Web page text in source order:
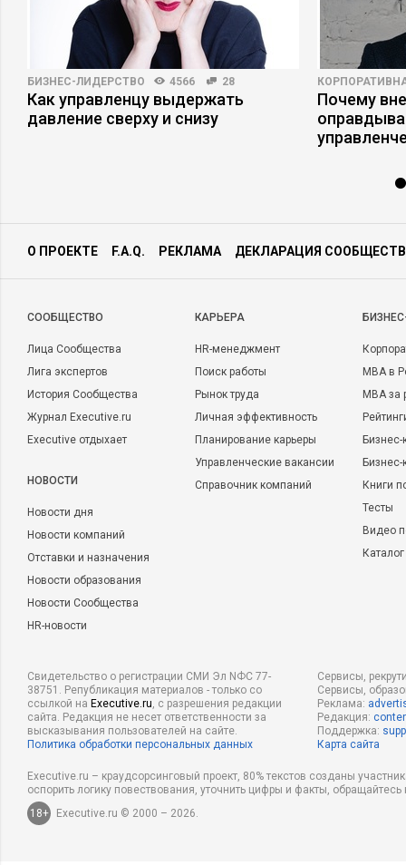
БИЗНЕС-ЛИДЕРСТВО 4566 28
Как управленцу выдержать
давление сверху и снизу
Почему
О ПРОЕКТЕ F.A.Q. РЕКЛАМА ДЕКЛАРАЦИЯ
CООБЩЕСТВО
Лица Сообщества
Лига экспертов
История Сообщества
Журнал Executive.ru
Executive отдыхает
НОВОСТИ
Новости дня
Новости компаний
Отставки и назначения
Новости образования
Новости Сообщества
HR-новости
КАРЬЕРА
HR-менеджмент
Поиск работы
Рынок труда
Личная эффективность
Планирование карьеры
Управленческие вакансии
Справочник компаний
MBA в
MBA
Бизнес-
Книги
Тесты
Видео
Свидетельство о регистрации СМИ Эл NФС 77-
38751. Републикация материалов - только со
ссылкой на Executive.ru, с разрешения редакции
сайта. Редакция не несет ответственности за
высказывания пользователей на сайте.
Политика обработки персональных данных
Сервисы,
Сервисы,
Реклама:
Редакция:
Поддержка:
Карта сайта
Executive.ru – краудсорсинговый проект, 80% текстов созданы
оспорить логику повествования, уточнить цифры и факты,
18+
Executive.ru © 2000 – 2026.